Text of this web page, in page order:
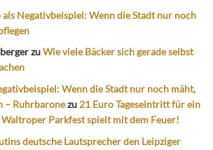
Negativbeispiel: Wenn die Stadt nur noch
zuWie viele Bäcker sich gerade selbst
Wenn die Stadt nur noch mäht,
– Ruhrbaronezu 21 Euro Tageseintritt für ein
Waltroper Parkfest spielt mit dem Feuer!
deutsche Lautsprecher den Leipziger